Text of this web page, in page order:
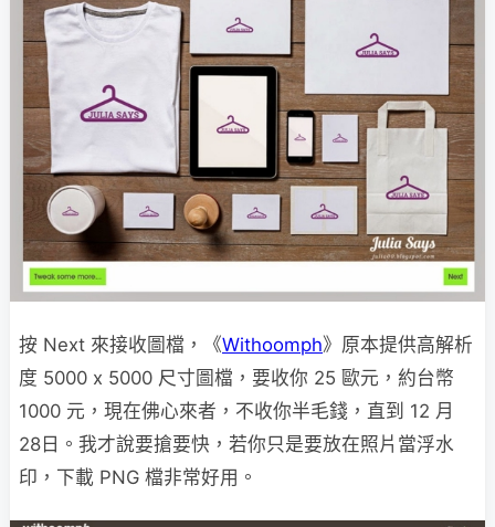
按 Next 來接收圖檔，《Withoomph》原本提供高解析
度 5000 x 5000 尺寸圖檔，要收你 25 歐元，約台幣
1000 元，現在佛心來者，不收你半毛錢，直到 12 月
28日。我才說要搶要快，若你只是要放在照片當浮水
印，下載 PNG 檔非常好用。